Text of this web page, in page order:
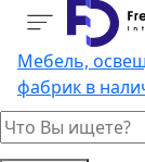
Мебель,
фабрик в